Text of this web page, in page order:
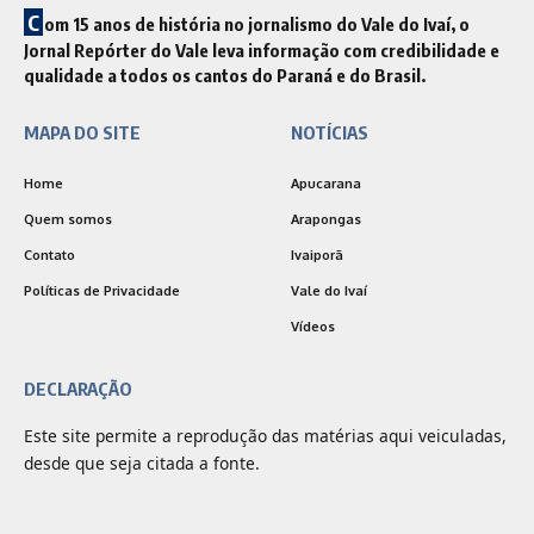
C om 15 anos de história no jornalismo do Vale do Ivaí, o
Jornal Repórter do Vale leva informação com credibilidade e
qualidade a todos os cantos do Paraná e do Brasil.
MAPA DO SITE
Home
Quem somos
Contato
Políticas de Privacidade
NOTÍCIAS
Apucarana
Arapongas
Ivaiporã
Vale do Ivaí
Vídeos
DECLARAÇÃO
Este site permite a reprodução das matérias aqui veiculadas,
desde que seja citada a fonte.